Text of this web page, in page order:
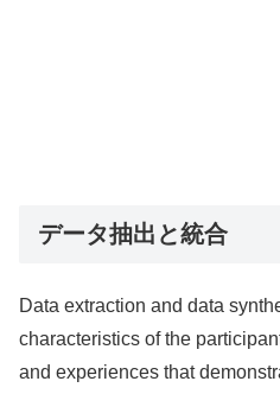
データ抽出と統合
Data extraction and data
characteristics of the
and experiences that